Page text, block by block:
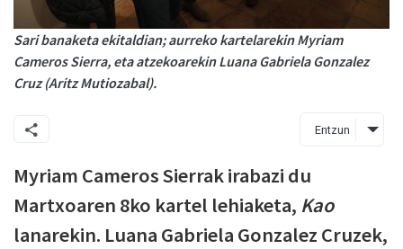
Sari banaketa ekitaldian; aurreko kartelarekin Myriam
Cameros Sierra, eta atzekoarekin Luana Gabriela Gonzalez
Cruz (Aritz Mutiozabal).
Entzun
Myriam Cameros Sierrak irabazi du
Martxoaren 8ko kartel lehiaketa, Kao
lanarekin. Luana Gabriela Gonzalez Cruzek,